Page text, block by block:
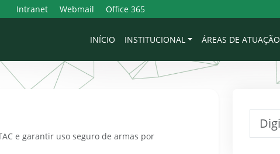
Intranet Webmail Office 365
INÍCIO INSTITUCIONAL ÁREAS DE ATUAÇÃO
e garantir uso seguro de armas por